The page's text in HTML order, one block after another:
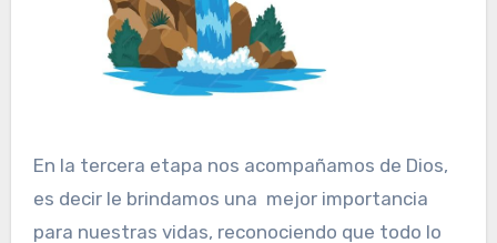
En la tercera etapa nos acompañamos de Dios,
es decir le brindamos una mejor importancia
para nuestras vidas, reconociendo que todo lo